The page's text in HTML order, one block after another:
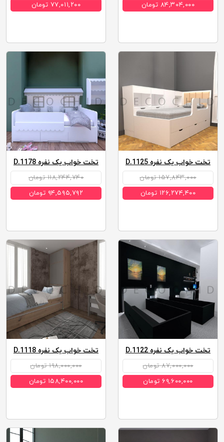
تخت خواب یک نفره D.1118
۱۹۸,۰۰۰,۰۰۰ تومان
۱۵۸,۴۰۰,۰۰۰ تومان
تخت خواب یک نفره D.1122
۸۷,۰۰۰,۰۰۰ تومان
۶۹,۶۰۰,۰۰۰ تومان
تخت خواب یک نفره D.1178
۱۱۸,۲۴۴,۷۴۰ تومان
۹۴,۵۹۵,۷۹۲ تومان
تخت خواب یک نفره D.1125
۱۵۷,۸۴۳,۰۰۰ تومان
۱۲۶,۲۷۴,۴۰۰ تومان
۷۷,۰۱۱,۲۰۰ تومان
۸۴,۳۰۴,۰۰۰ تومان